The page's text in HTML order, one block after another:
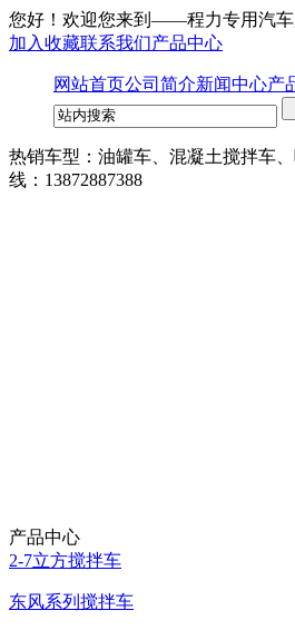
您好！欢迎您来到——程力专用汽
加入收藏联系我们产品中心
网站首页公司简介新闻中心产
热销车型：油罐车、混凝土搅拌车
线：13872887388
产品中心
2-7立方搅拌车
东风系列搅拌车